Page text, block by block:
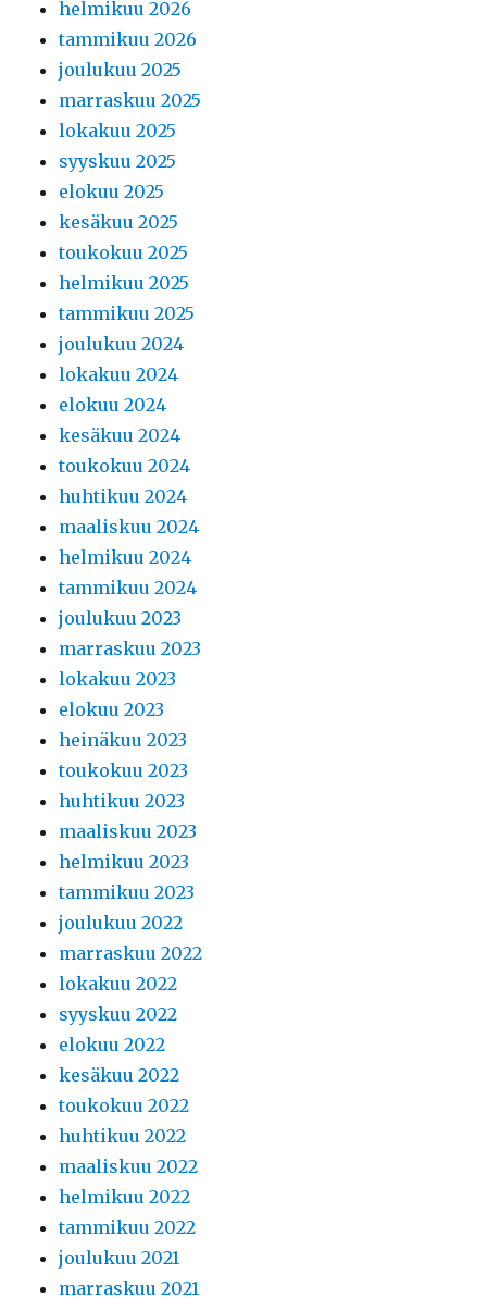
helmikuu 2026
tammikuu 2026
joulukuu 2025
marraskuu 2025
lokakuu 2025
syyskuu 2025
elokuu 2025
kesäkuu 2025
toukokuu 2025
helmikuu 2025
tammikuu 2025
joulukuu 2024
lokakuu 2024
elokuu 2024
kesäkuu 2024
toukokuu 2024
huhtikuu 2024
maaliskuu 2024
helmikuu 2024
tammikuu 2024
joulukuu 2023
marraskuu 2023
lokakuu 2023
elokuu 2023
heinäkuu 2023
toukokuu 2023
huhtikuu 2023
maaliskuu 2023
helmikuu 2023
tammikuu 2023
joulukuu 2022
marraskuu 2022
lokakuu 2022
syyskuu 2022
elokuu 2022
kesäkuu 2022
toukokuu 2022
huhtikuu 2022
maaliskuu 2022
helmikuu 2022
tammikuu 2022
joulukuu 2021
marraskuu 2021